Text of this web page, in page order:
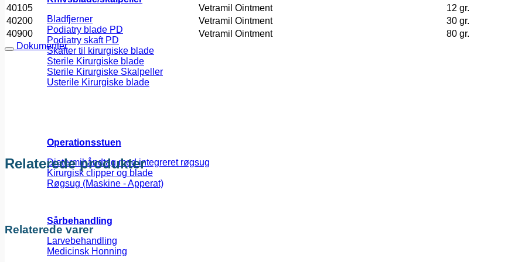
Bladfjerner
Podiatry blade PD
Podiatry skaft PD
Skafter til kirurgiske blade
Sterile Kirurgiske blade
Sterile Kirurgiske Skalpeller
Usterile Kirurgiske blade
Operationsstuen
Diatermihåndtag med integreret røgsug
Kirurgisk clipper og blade
Røgsug (Maskine - Apperat)
Sårbehandling
Larvebehandling
Medicinsk Honning
40105
Vetramil Ointment 12 gr.
40200
Vetramil Ointment 30 gr.
40900
Vetramil Ointment 80 gr.
Dokumenter
Relaterede produkter
Relaterede varer